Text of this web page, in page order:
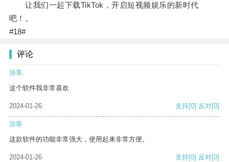
让我们一起下载TikTok，开启短视频娱乐的新时代
吧！。
#18#
评论
游客
这个软件我非常喜欢
2024-01-26 支持[0] 反对[0]
游客
这款软件的功能非常强大，使用起来非常方便。
2024-01-26 支持[0] 反对[0]